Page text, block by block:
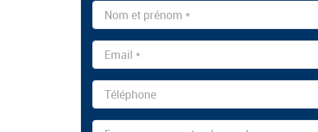
Nom et prénom *
Email *
Téléphone
Message *